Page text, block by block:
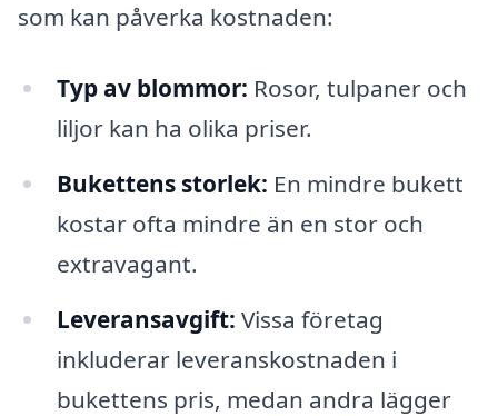
som kan påverka kostnaden:
Typ av blommor: Rosor, tulpaner och
liljor kan ha olika priser.
Bukettens storlek: En mindre bukett
kostar ofta mindre än en stor och
extravagant.
Leveransavgift: Vissa företag
inkluderar leveranskostnaden i
bukettens pris, medan andra lägger